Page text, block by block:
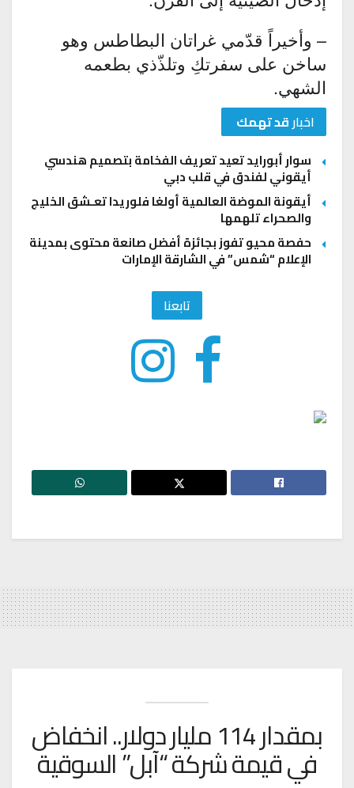
– وأخيراً قدّمي غراتان البطاطس وهو
ساخن على سفرتكِ وتلذّذي بطعمه
الشهي.
اخبارقد تهمك
سوار أبورايد تعيد تعريف الفخامة بتصميم هندسي
أيقوني لفندق في قلب دبي
أيقونة الموضة العالمية أولغا فلوريدا تعـشق الخليج
والصحراء تلهمها
حفصة محيو تفوز بجائزة أفضل صانعة محتوى بمدينة
الإعلام “شمس” في الشارقة الإمارات
تابعنا
بمقدار 114 مليار دولار.. انخفاض
في قيمة شركة “آبل” السوقية